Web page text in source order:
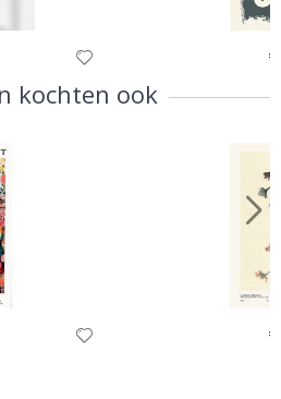
kochten ook